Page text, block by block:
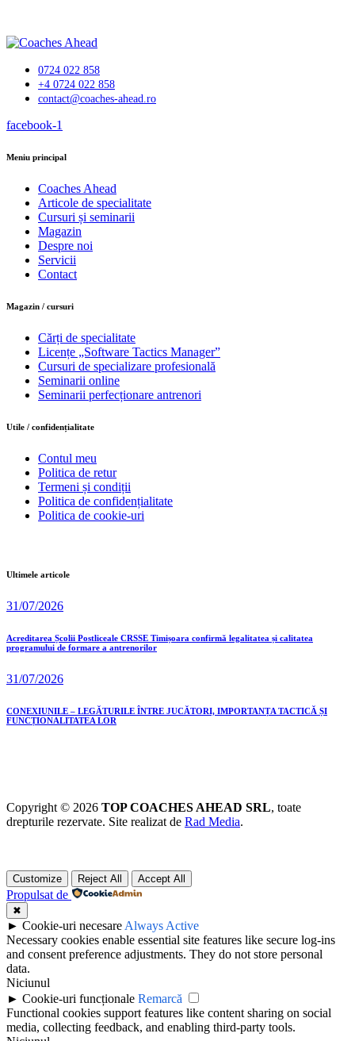
0724 022 858
+4 0724 022 858
contact@coaches-ahead.ro
facebook-1
Meniu principal
Coaches Ahead
Articole de specialitate
Cursuri și seminarii
Magazin
Despre noi
Servicii
Contact
Magazin / cursuri
Cărți de specialitate
Licențe „Software Tactics Manager”
Cursuri de specializare profesională
Seminarii online
Seminarii perfecționare antrenori
Utile / confidențialitate
Contul meu
Politica de retur
Termeni și condiții
Politica de confidențialitate
Politica de cookie-uri
Ultimele articole
31/07/2026
Acreditarea Școlii Postliceale CRSSE Timișoara confirmă legalitatea și calitatea
programului de formare a antrenorilor
31/07/2026
CONEXIUNILE – LEGĂTURILE ÎNTRE JUCĂTORI, IMPORTANȚA TACTICĂ ȘI
FUNCȚIONALITATEA LOR
Copyright © 2026 TOP COACHES AHEAD SRL, toate
drepturile rezervate. Site realizat de Rad Media.
Customize Reject All Accept All
Propulsat de
✖
► Cookie-uri necesare Always Active
Necessary cookies enable essential site features like secure log-ins
and consent preference adjustments. They do not store personal
data.
Niciunul
► Cookie-uri funcționale Remarcă
Functional cookies support features like content sharing on social
media, collecting feedback, and enabling third-party tools.